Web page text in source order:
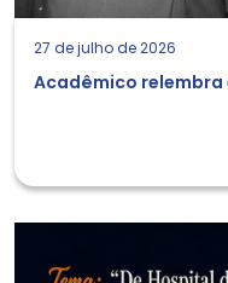
27 de julho de 2026
Acadêmico relembra